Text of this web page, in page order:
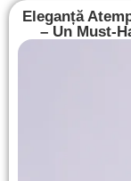
Eleganță
– Un Must-